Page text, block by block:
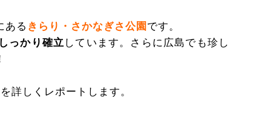
ある きらり・さかなぎさ公園 です。
っかり確立 しています。さらに広島でも珍し
詳しくレポートします。